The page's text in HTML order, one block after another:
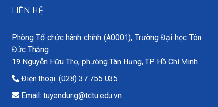
LIÊN HỆ
Phòng Tổ chức hành chính (A0001), Trường Đại học Tôn
Đức Thắng
19 Nguyễn Hữu Thọ, phường Tân Hưng, TP. Hồ Chí Minh
Điện thoại: (028) 37 755 035
Email: tuyendung@tdtu.edu.vn